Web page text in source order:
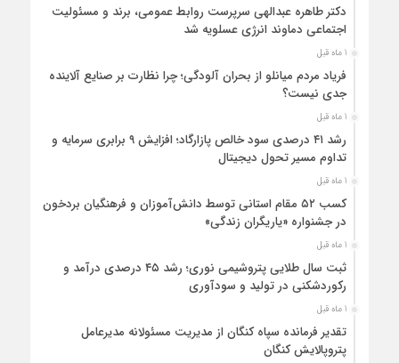
دکتر طاهره عبدالهی سرپرست روابط عمومی، برند و مسئولیت
اجتماعی دماوند انرژی عسلویه شد
1 ماه قبل
فریاد مردم میانلو از بحران آلودگی؛ چرا نظارت بر صنایع آلاینده
جدی نیست؟
1 ماه قبل
رشد ۴۱ درصدی سود خالص پازارگاد؛ افزایش ۹ برابری سرمایه و
تداوم مسیر تحول دیجیتال
1 ماه قبل
کسب ۵۲ مقام استانی توسط دانش‌آموزان و فرهنگیان بردخون
در جشنواره «یاریگران زندگی»
1 ماه قبل
ثبت سال طلایی پتروشیمی نوری؛ رشد ۴۵ درصدی درآمد و
رکوردشکنی در تولید و سودآوری
1 ماه قبل
تقدیر فرمانده سپاه کنگان از مدیریت مسئولانه مدیرعامل
پتروپالایش کنگان